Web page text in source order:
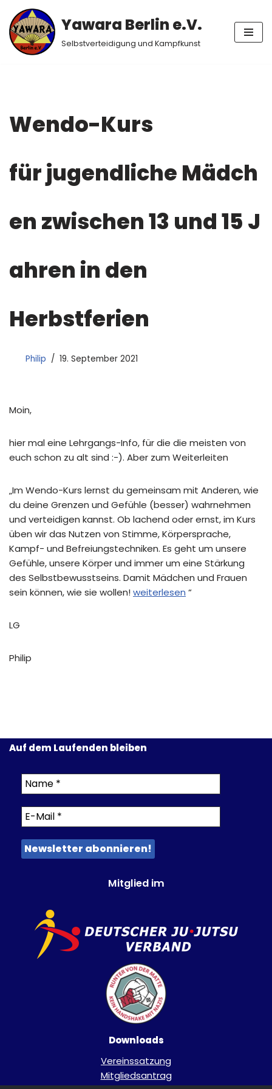
Zum
Inhalt
Yawara Berlin e.V.
Selbstverteidigung und Kampfkunst
Wendo-Kurs
für jugendliche Mädch
en zwischen 13 und 15 J
ahren in den
Herbstferien
Philip 19. September 2021
Moin,
hier mal eine Lehrgangs-Info, für die die meisten von
euch schon zu alt sind :-). Aber zum Weiterleiten
„Im Wendo-Kurs lernst du gemeinsam mit Anderen, wie
du deine Grenzen und Gefühle (besser) wahrnehmen
und verteidigen kannst. Ob lachend oder ernst, im Kurs
üben wir das Nutzen von Stimme, Körpersprache,
Kampf- und Befreiungstechniken. Es geht um unsere
Gefühle, unsere Körper und immer um eine Stärkung
des Selbstbewusstseins. Damit Mädchen und Frauen
sein können, wie sie wollen!weiterlesen “
LG
Philip
Auf dem Laufenden bleiben
Mitglied im
Downloads
Vereinssatzung
Mitgliedsantrag